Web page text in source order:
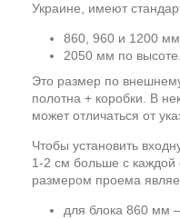
Украине, имеют
860, 960 и 1200
2050 мм по высоте.
Это размер по
полотна + коробки. В
может отличаться от
Чтобы установить
1-2 см больше с
размером проема
для блока 860 мм